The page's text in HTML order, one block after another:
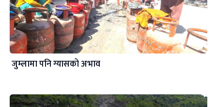
जुम्लामा पनि ग्यासको अभाव